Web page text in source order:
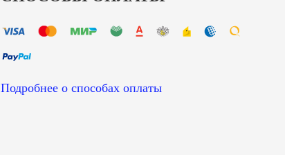
Подробнее о способах оплаты